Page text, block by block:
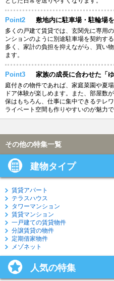
Point2 敷地内に駐車場・駐輪場
多くの戸建て賃貸では、玄関先に専用
ンションのように別途駐車場を契約す
多く、家計の負担を抑えながら、買い
ます。
Point3 家族の成長に合わせた「
庭付きの物件であれば、家庭菜園や夏
ドア体験が楽しめます。また、部屋数
保はもちろん、仕事に集中できるテレ
ライベート空間も作りやすいのが魅力で
その他の特集一覧
建物タイプ
賃貸アパート
テラスハウス
タワーマンション
賃貸マンション
一戸建ての賃貸物件
分譲賃貸の物件
定期借家物件
メゾネット
人気の特集